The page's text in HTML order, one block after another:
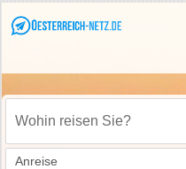
Wohin reisen Sie?
Anreise